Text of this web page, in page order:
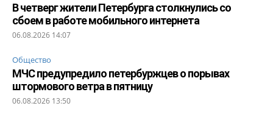
В четверг жители Петербурга столкнулись со
сбоем в работе мобильного интернета
06.08.2026 14:07
Общество
МЧС предупредило петербуржцев о порывах
штормового ветра в пятницу
06.08.2026 13:50